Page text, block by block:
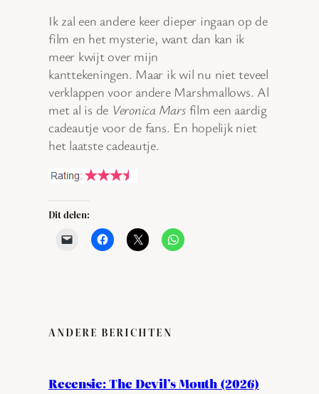
Ik zal een andere keer dieper ingaan op de
film en het mysterie, want dan kan ik
meer kwijt over mijn
kanttekeningen. Maar ik wil nu niet teveel
verklappen voor andere Marshmallows. Al
met al is de Veronica Marsfilm een aardig
cadeautje voor de fans. En hopelijk niet
het laatste cadeautje.
Dit delen:
ANDERE BERICHTEN
Recensie: The Devil’s Mouth (2026)